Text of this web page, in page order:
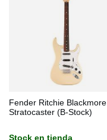
Fender Ritchie Blackmore
Stratocaster (B-Stock)
Stock en tienda